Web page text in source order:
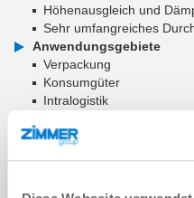
Höhenausgleich und
Sehr umfangreiches
Anwendungsgebiete
Verpackung
Konsumgüter
Intralogistik
ZUM WARENKORB